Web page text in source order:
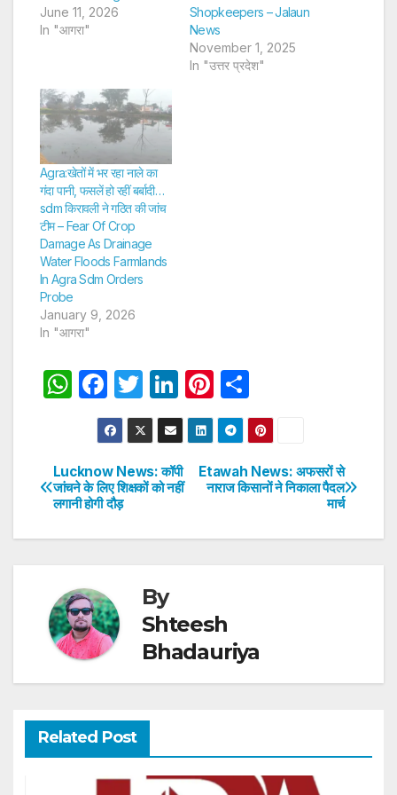
June 11, 2026
In "आगरा"
Shopkeepers – Jalaun
News
November 1, 2025
In "उत्तर प्रदेश"
Agra:खेतों में भर रहा नाले का
गंदा पानी, फसलें हो रहीं बर्बादी…
sdm किरावली ने गठित की जांच
टीम – Fear Of Crop
Damage As Drainage
Water Floods Farmlands
In Agra Sdm Orders
Probe
January 9, 2026
In "आगरा"
W
s
A
F
a
c
e
b
T
w
itt
er
Li
n
k
e
dI
Pi
nt
er
e
st
h
ar
e
Post
navigation
Etawah News: अफसरों से
नाराज किसानों ने निकाला पैदल
मार्च
Lucknow News: कॉपी
जांचने के लिए शिक्षकों को नहीं
लगानी होगी दौड़
By
Shteesh
Bhadauriya
Related Post